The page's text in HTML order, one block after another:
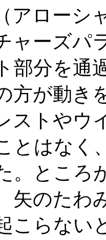
アローシ
ャーズ
部分を通
方が動き
ストやウ
とはなく
。ところ
矢のたわ
こらない